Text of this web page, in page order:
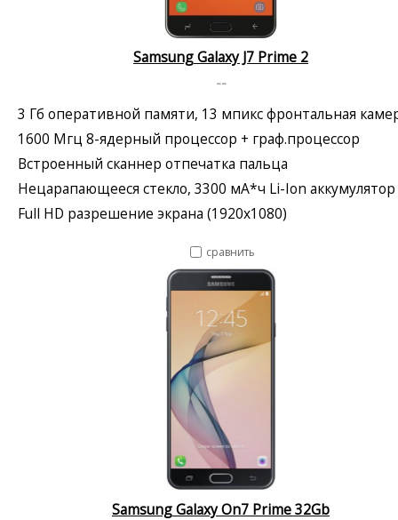
Samsung Galaxy J7 Prime 2
--
3 Гб оперативной памяти, 13 мпикс фронтальная
1600 Мгц 8-ядерный процессор + граф.процессор
Встроенный сканнер отпечатка пальца
Нецарапающееся стекло, 3300 мА*ч Li-Ion аккумулятор
Full HD разрешение экрана (1920x1080)
сравнить
Samsung Galaxy On7 Prime 32Gb